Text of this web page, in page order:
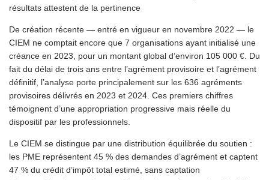
résultats attestent de la pertinence
De création récente — entré en vigueur en novembre 2022 — le
CIEM ne comptait encore que 7 organisations ayant initialisé une
créance en 2023, pour un montant global d’environ 105 000 €. Du
fait du délai de trois ans entre l’agrément provisoire et l’agrément
définitif, l’analyse porte principalement sur les 636 agréments
provisoires délivrés en 2023 et 2024. Ces premiers chiffres
témoignent d’une appropriation progressive mais réelle du
dispositif par les professionnels.
Le CIEM se distingue par une distribution équilibrée du soutien :
les PME représentent 45 % des demandes d’agrément et captent
47 % du crédit d’impôt total estimé, sans captation